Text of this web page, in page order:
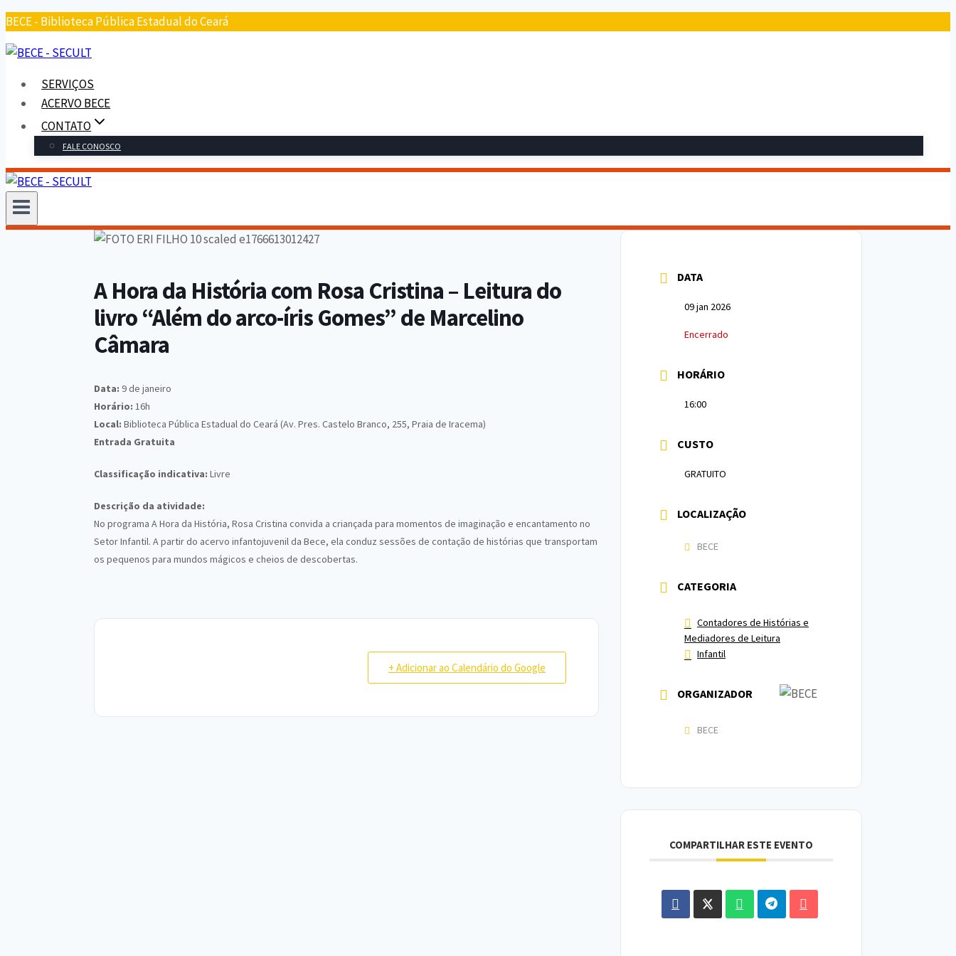
Pular
para
o
conteúdo
BECE - Biblioteca Pública Estadual do Ceará
SERVIÇOS
ACERVO BECE
CONTATO
FALE CONOSCO
A Hora da História com Rosa Cristina – Leitura do
livro “Além do arco-íris Gomes” de Marcelino
Câmara
Data: 9 de janeiro
Horário: 16h
Local: Biblioteca Pública Estadual do Ceará (Av. Pres. Castelo Branco, 255, Praia de Iracema)
Entrada Gratuita
Classificação indicativa: Livre
Descrição da atividade:
No programa A Hora da História, Rosa Cristina convida a criançada para momentos de imaginação e encantamento no
Setor Infantil. A partir do acervo infantojuvenil da Bece, ela conduz sessões de contação de histórias que transportam
os pequenos para mundos mágicos e cheios de descobertas.
+ Adicionar ao Calendário do Google
DATA
09 jan 2026
Encerrado
HORÁRIO
16:00
CUSTO
GRATUITO
LOCALIZAÇÃO
BECE
CATEGORIA
Contadores de Histórias e
Mediadores de Leitura
Infantil
ORGANIZADOR
BECE
COMPARTILHAR ESTE EVENTO